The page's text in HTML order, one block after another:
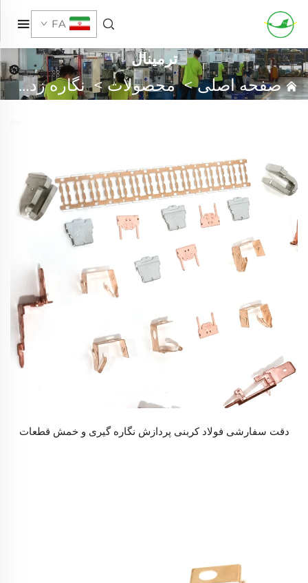
FA
ترمینال
صفحه اصلی>محصولات>نگاره زدن فلزی
دقت سفارشی فولاد کربنی پردازش نگاره گیری و خمش قطعات